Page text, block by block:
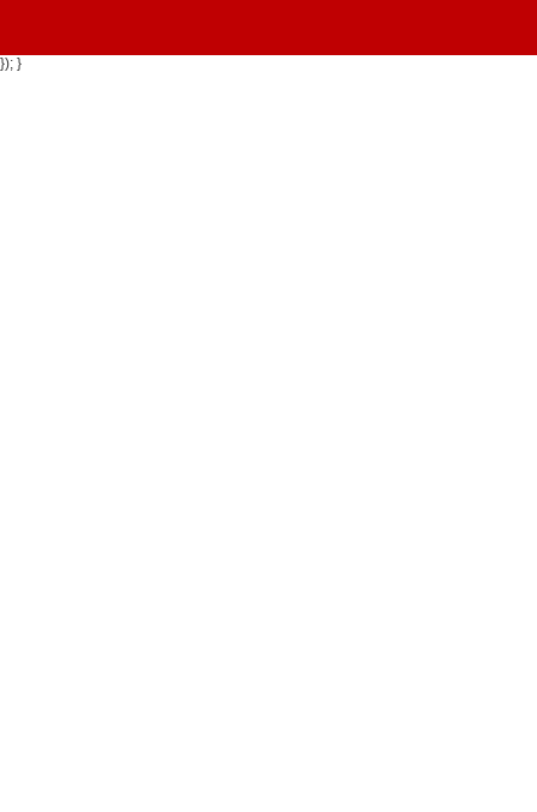
}); }